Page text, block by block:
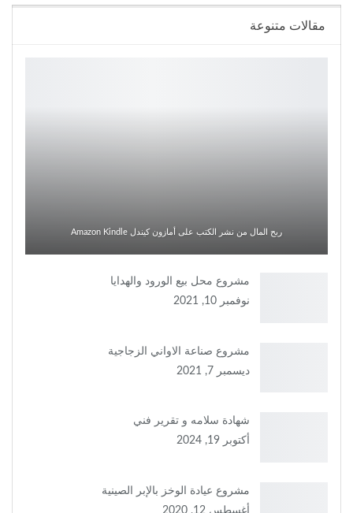
مقالات متنوعة
ربح المال من نشر الكتب على أمازون كيندل Amazon Kindle
مشروع محل بيع الورود والهدايا
نوفمبر 10, 2021
مشروع صناعة الاواني الزجاجية
ديسمبر 7, 2021
شهادة سلامه و تقرير فني
أكتوبر 19, 2024
مشروع عيادة الوخز بالإبر الصينية
أغسطس 12, 2020